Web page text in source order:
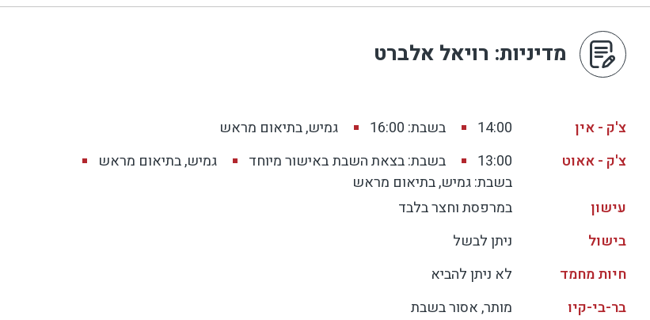
מדיניות: רויאל אלברט
צ'ק - אין 14:00 בשבת: 16:00
גמיש, בתיאום מראש
צ'ק - אאוט
13:00 בשבת: בצאת השבתבאישור מיוחד
גמיש, בתיאום מראש
בשבת: גמיש, בתיאום מראש
עישון
במרפסת וחצר בלבד
בישול
ניתן לבשל
חיות מחמד
לא ניתן להביא
בר-בי-קיו
מותר, אסור בשבת